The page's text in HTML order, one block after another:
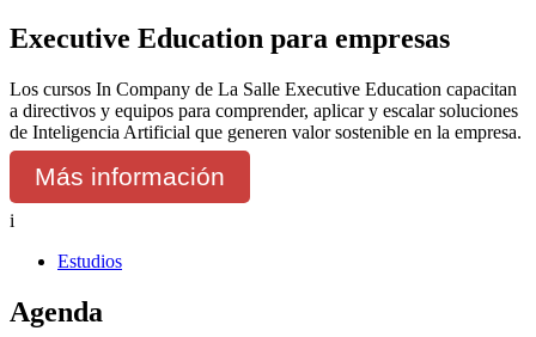
Executive Education para empresas
Los cursos In Company de La Salle Executive Education capacitan
a directivos y equipos para comprender, aplicar y escalar soluciones
de Inteligencia Artificial que generen valor sostenible en la empresa.
Más información
i
Estudios
Agenda